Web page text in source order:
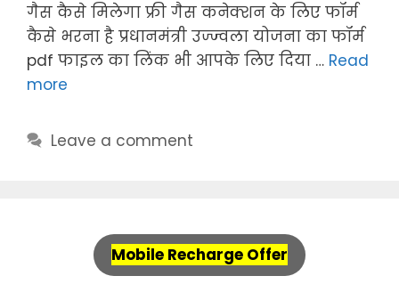
गैस कैसे मिलेगा फ्री गैस कनेक्शन के लिए फॉर्म
कैसे भरना है प्रधानमंत्री उज्ज्वला योजना का फॉर्म
pdf फाइल का लिंक भी आपके लिए दिया … Read
more
Leave a comment
Mobile Recharge Offer